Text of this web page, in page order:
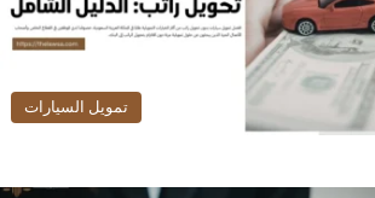
تمويل السيارات